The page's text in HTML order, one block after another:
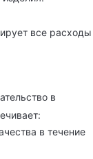
все расходы
в
в течение